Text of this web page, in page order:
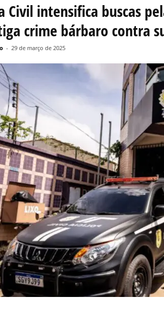
Civil intensifica buscas
crime bárbaro contra
- 29 de março de 2025